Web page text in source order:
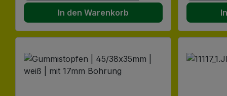
In den Warenkorb